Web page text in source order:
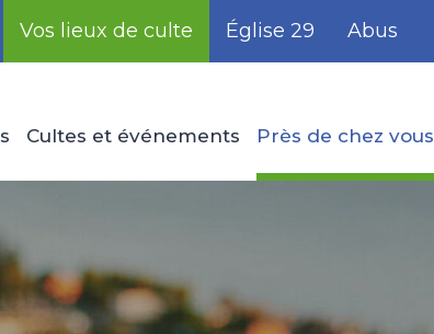
Vos lieux de culte Église 29 Abus
Cultes et événements Près de chez vous